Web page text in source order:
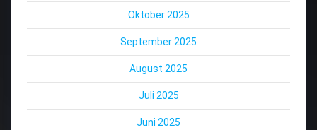
Oktober 2025
September 2025
August 2025
Juli 2025
Juni 2025